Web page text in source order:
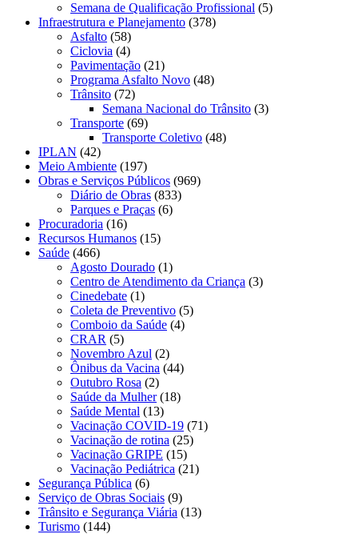
Semana de Qualificação Profissional (5)
Infraestrutura e Planejamento (378)
Asfalto (58)
Ciclovia (4)
Pavimentação (21)
Programa Asfalto Novo (48)
Trânsito (72)
Semana Nacional do Trânsito (3)
Transporte (69)
Transporte Coletivo (48)
IPLAN (42)
Meio Ambiente (197)
Obras e Serviços Públicos (969)
Diário de Obras (833)
Parques e Praças (6)
Procuradoria (16)
Recursos Humanos (15)
Saúde (466)
Agosto Dourado (1)
Centro de Atendimento da Criança (3)
Cinedebate (1)
Coleta de Preventivo (5)
Comboio da Saúde (4)
CRAR (5)
Novembro Azul (2)
Ônibus da Vacina (44)
Outubro Rosa (2)
Saúde da Mulher(18)
Saúde Mental (13)
Vacinação COVID-19 (71)
Vacinação de rotina (25)
Vacinação GRIPE (15)
Vacinação Pediátrica (21)
Segurança Pública (6)
Serviço de Obras Sociais (9)
Trânsito e Segurança Viária (13)
Turismo (144)